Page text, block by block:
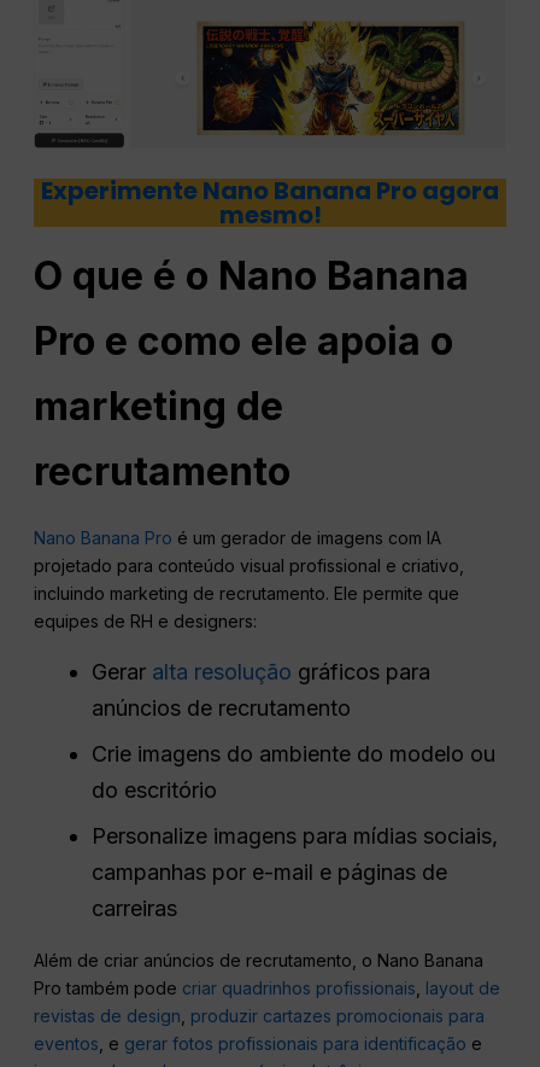
Experimente Nano Banana Pro agora
mesmo!
O que é o Nano Banana
Pro e como ele apoia o
marketing de
recrutamento
Nano Banana Pro é um gerador de imagens com IA
projetado para conteúdo visual profissional e criativo,
incluindo marketing de recrutamento. Ele permite que
equipes de RH e designers:
Gerar alta resolução gráficos para
anúncios de recrutamento
Crie imagens do ambiente do modelo ou
do escritório
Personalize imagens para mídias sociais,
campanhas por e-mail e páginas de
carreiras
Além de criar anúncios de recrutamento, o Nano Banana
Pro também pode criar quadrinhos profissionais, layout de
revistas de design, produzir cartazes promocionais para
eventos, e gerar fotos profissionais para identificação e